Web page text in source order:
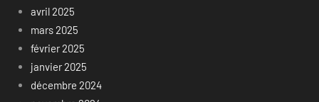
avril 2025
mars 2025
février 2025
janvier 2025
décembre 2024